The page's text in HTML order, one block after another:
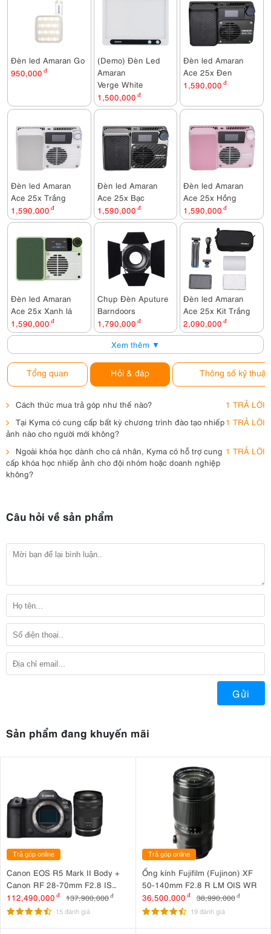
Đèn led Amaran Go
950,000 đ
(Demo) Đèn Led
Amaran
Verge White
1,500,000 đ
Đèn led Amaran
Ace 25x Đen
1,590,000 đ
Đèn led Amaran
Ace 25x Trắng
1,590,000 đ
Đèn led Amaran
Ace 25x Bạc
1,590,000 đ
Đèn led Amaran
Ace 25x Hồng
1,590,000 đ
Đèn led Amaran
Ace 25x Xanh lá
1,590,000 đ
Chụp Đèn Aputure
Barndoors
1,790,000 đ
Đèn led Amaran
Ace 25x Kit Trắng
2,090,000 đ
Xem thêm ▼
Tổng quan Hỏi & đáp Thông số kỹ thuật
Cách thức mua trả góp như thế nào?
1 TRẢ LỜI
Tại Kyma có cung cấp bất kỳ chương trình đào tạo nhiếp
ảnh nào cho người mới không?
1 TRẢ LỜI
Ngoài khóa học dành cho cá nhân, Kyma có hỗ trợ cung
cấp khóa học nhiếp ảnh cho đội nhóm hoặc doanh nghiệp
không?
1 TRẢ LỜI
Câu hỏi về sản phẩm
Gửi
Sản phẩm đang khuyến mãi
Trả góp online
Canon EOS R5 Mark II Body +
Canon RF 28-70mm F2.8 IS
STM
112,490,000 đ 137,900,000đ
15 đánh giá
Trả góp online
Ống kính Fujifilm (Fujinon) XF
50-140mm F2.8 R LM OIS WR
36,500,000 đ 38,990,000 đ
19 đánh giá